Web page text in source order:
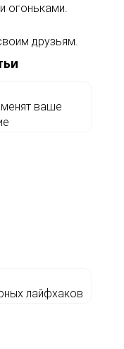
огоньками.
друзьям.
ваше
лайфхаков